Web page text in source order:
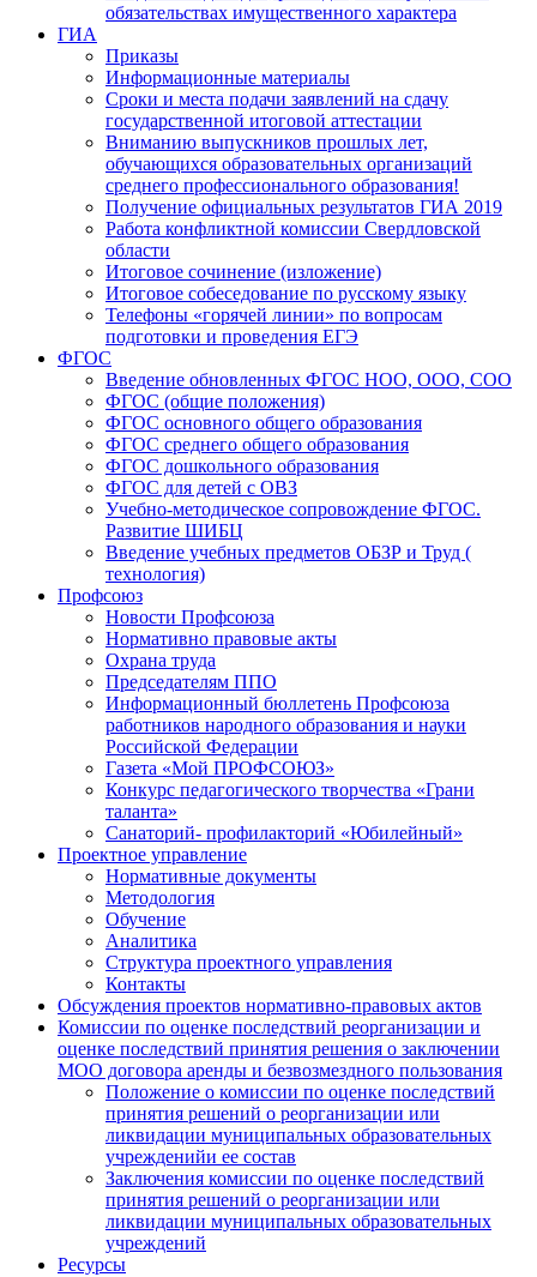
обязательствах имущественного характера
ГИА
Приказы
Информационные материалы
Сроки и места подачи заявлений на сдачу
государственной итоговой аттестации
Вниманию выпускников прошлых лет,
обучающихся образовательных организаций
среднего профессионального образования!
Получение официальных результатов ГИА 2019
Работа конфликтной комиссии Свердловской
области
Итоговое сочинение (изложение)
Итоговое собеседование по русскому языку
Телефоны «горячей линии» по вопросам
подготовки и проведения ЕГЭ
ФГОС
Введение обновленных ФГОС НОО, ООО, СОО
ФГОС (общие положения)
ФГОС основного общего образования
ФГОС среднего общего образования
ФГОС дошкольного образования
ФГОС для детей с ОВЗ
Учебно-методическое сопровождение ФГОС.
Развитие ШИБЦ
Введение учебных предметов ОБЗР и Труд (
технология)
Профсоюз
Новости Профсоюза
Нормативно правовые акты
Охрана труда
Председателям ППО
Информационный бюллетень Профсоюза
работников народного образования и науки
Российской Федерации
Газета «Мой ПРОФСОЮЗ»
Конкурс педагогического творчества «Грани
таланта»
Санаторий- профилакторий «Юбилейный»
Проектное управление
Нормативные документы
Методология
Обучение
Аналитика
Структура проектного управления
Контакты
Обсуждения проектов нормативно-правовых актов
Комиссии по оценке последствий реорганизации и
оценке последствий принятия решения о заключении
МОО договора аренды и безвозмездного пользования
Положение о комиссии по оценке последствий
принятия решений о реорганизации или
ликвидации муниципальных образовательных
учрежденийи ее состав
Заключения комиссии по оценке последствий
принятия решений о реорганизации или
ликвидации муниципальных образовательных
учреждений
Ресурсы